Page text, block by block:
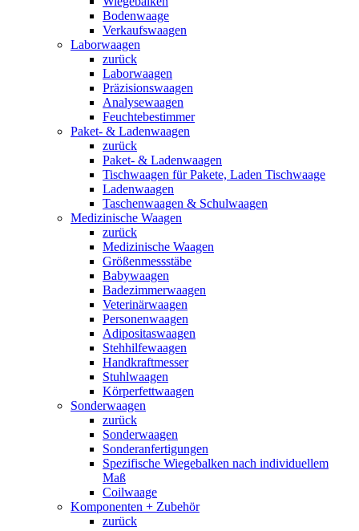
Bodenwaage
Verkaufswaagen
Laborwaagen
zurück
Laborwaagen
Präzisionswaagen
Analysewaagen
Feuchtebestimmer
Paket- & Ladenwaagen
zurück
Paket- & Ladenwaagen
Tischwaagen für Pakete, Laden Tischwaage
Ladenwaagen
Taschenwaagen & Schulwaagen
Medizinische Waagen
zurück
Medizinische Waagen
Größenmessstäbe
Babywaagen
Badezimmerwaagen
Veterinärwaagen
Personenwaagen
Adipositaswaagen
Stehhilfewaagen
Handkraftmesser
Stuhlwaagen
Körperfettwaagen
Sonderwaagen
zurück
Sonderwaagen
Sonderanfertigungen
Spezifische Wiegebalken nach individuellem
Maß
Coilwaage
Komponenten + Zubehör
zurück